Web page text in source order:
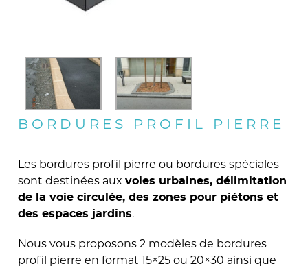
BORDURES PROFIL PIERRE
Les bordures profil pierre ou bordures spéciales
sont destinées auxvoies urbaines, délimitation
de la voie circulée, des zones pour piétons et
des espaces jardins.
Nous vous proposons 2 modèles de bordures
profil pierre en format 15×25 ou 20×30 ainsi que